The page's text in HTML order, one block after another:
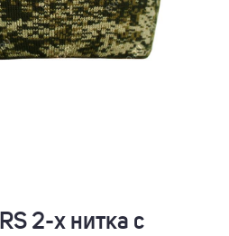
2-х нитка с